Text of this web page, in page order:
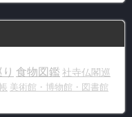
食物図鑑 社寺仏閣巡
美術館・博物館・図書館